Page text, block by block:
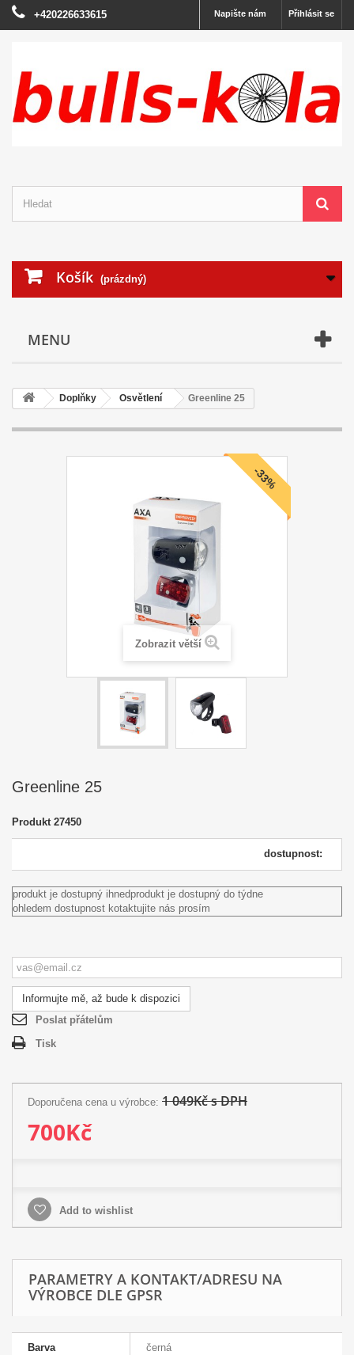
Přihlásit se
Napište nám
+420226633615
Košík (prázdný)
MENU
Doplňky Osvětlení Greenline 25
-33%
Zobrazit větší
Greenline 25
Produkt 27450
dostupnost:
produkt je dostupný ihnedprodukt je dostupný do týdne
ohledem dostupnost kotaktujite nás prosím
Informujte mě, až bude k dispozici
Poslat přátelům
Tisk
Doporučena cena u výrobce: 1 049Kč s DPH
700Kč
Add to wishlist
PARAMETRY A KONTAKT/ADRESU NA
VÝROBCE DLE GPSR
Barva černá